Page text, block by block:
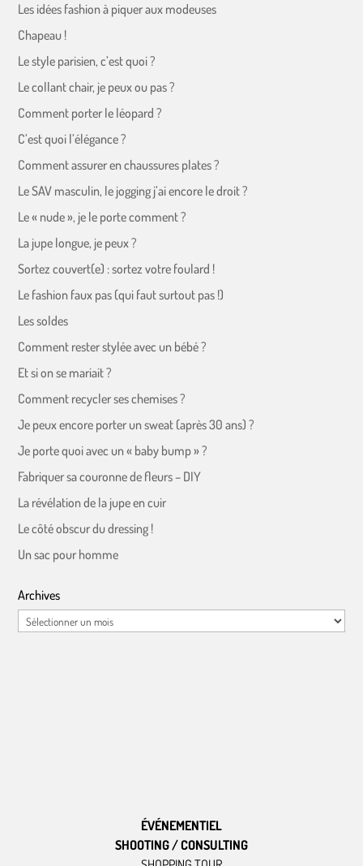
Les idées fashion à piquer aux modeuses
Chapeau !
Le style parisien, c’est quoi ?
Le collant chair, je peux ou pas ?
Comment porter le léopard ?
C’est quoi l’élégance ?
Comment assurer en chaussures plates ?
Le SAV masculin, le jogging j’ai encore le droit ?
Le « nude », je le porte comment ?
La jupe longue, je peux ?
Sortez couvert(e) : sortez votre foulard !
Le fashion faux pas (qui faut surtout pas !)
Les soldes
Comment rester stylée avec un bébé ?
Et si on se mariait ?
Comment recycler ses chemises ?
Je peux encore porter un sweat (après 30 ans) ?
Je porte quoi avec un « baby bump » ?
Fabriquer sa couronne de fleurs – DIY
La révélation de la jupe en cuir
Le côté obscur du dressing !
Un sac pour homme
Archives
Archives
ÉVÉNEMENTIEL
SHOOTING / CONSULTING